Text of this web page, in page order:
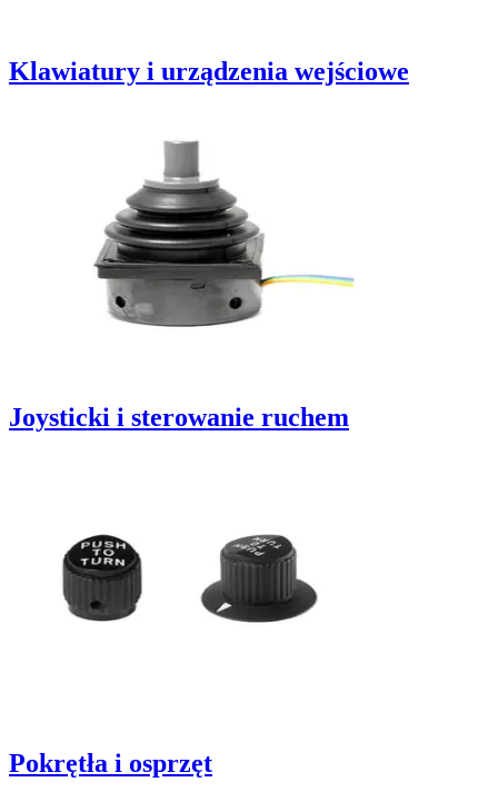
Klawiatury i urządzenia wejściowe
Joysticki i sterowanie ruchem
Pokrętła i osprzęt